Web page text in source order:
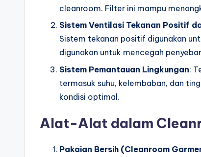
cleanroom. Filter ini mampu
Sistem Ventilasi Tekanan Positif
Sistem tekanan positif digunakan
digunakan untuk mencegah
Sistem Pemantauan Lingkungan:
termasuk suhu, kelembaban, dan
kondisi optimal.
Alat-Alat dalam
Pakaian Bersih (Cleanroom